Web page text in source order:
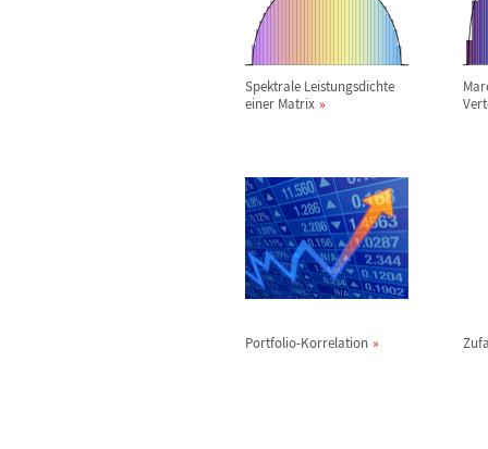
Spektrale Leistungsdichte
einer Matrix
Portfolio-Korrelation